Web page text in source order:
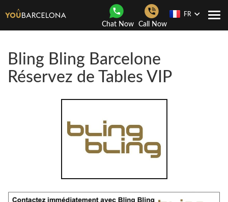
Chat Now Call Now
FR
Bling Bling Barcelone
Réservez de Tables VIP